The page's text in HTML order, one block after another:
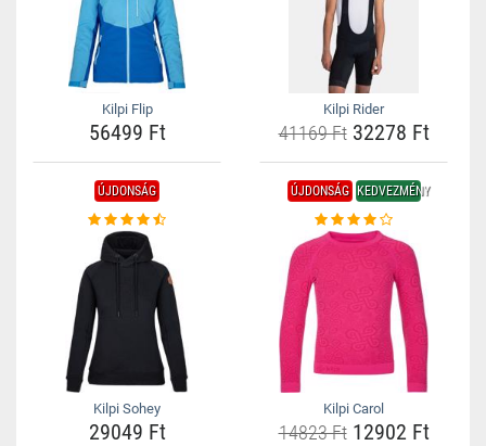
Kilpi Flip
56499 Ft
Kilpi Rider
41169 Ft32278 Ft
ÚJDONSÁG
Kilpi Sohey
29049 Ft
ÚJDONSÁG KEDVEZMÉNY
Kilpi Carol
14823 Ft12902 Ft